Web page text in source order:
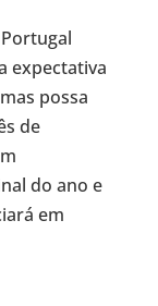
expectativa
possa
de
do ano e
em